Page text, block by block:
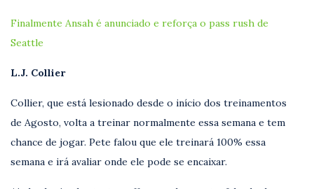
Finalmente Ansah é anunciado e reforça o pass rush de
Seattle
L.J. Collier
Collier, que está lesionado desde o início dos treinamentos
de Agosto, volta a treinar normalmente essa semana e tem
chance de jogar. Pete falou que ele treinará 100% essa
semana e irá avaliar onde ele pode se encaixar.